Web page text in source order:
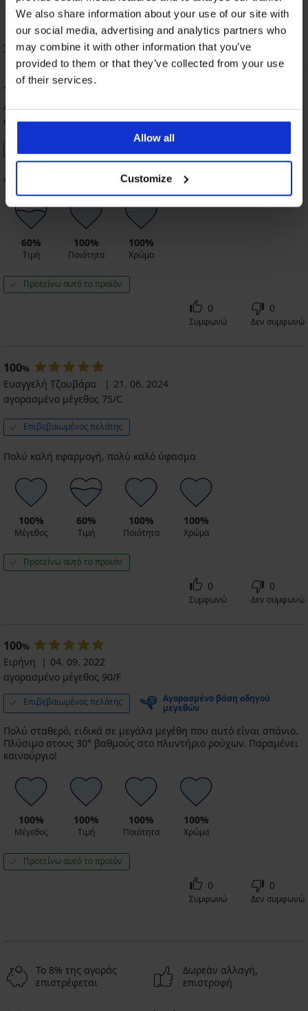
We also share information about your use of our site with
our social media, advertising and analytics partners who
may combine it with other information that you’ve
provided to them or that they’ve collected from your use
of their services.
Allow all
Customize
Ταξινόμηση
100
Αναστασία
αγορασμένο μέγεθος 75/F
Απλά τέλειο
60%
Τιμή
100%
Ποιότητα
100%
Χρώμα
Προτείνω αυτό το προϊόν
0
Συμφωνώ
0
Δεν συμφωνώ
100%
Ευαγγελή Τζουβάρα
21. 06. 2024
αγορασμένο μέγεθος 75/C
Επιβεβαιωμένος πελάτης
Πολύ καλή εφαρμογή, πολύ καλό ύφασμα
100%
Μέγεθος
60%
Τιμή
100%
Ποιότητα
100%
Χρώμα
Προτείνω αυτό το προϊόν
0
Συμφωνώ
0
Δεν συμφωνώ
100%
Ειρήνη
04. 09. 2022
αγορασμένο μέγεθος 90/F
Επιβεβαιωμένος πελάτης
Αγορασμένο βάση οδηγού
μεγεθών
Πολύ σταθερό, ειδικά σε μεγάλα μεγέθη που αυτό είναι σπάνιο.
Πλύσιμο στους 30° βαθμούς στο πλυντήριο ρούχων. Παραμένει
καινούργιο!
100%
Μέγεθος
100%
Τιμή
100%
Ποιότητα
100%
Χρώμα
Προτείνω αυτό το προϊόν
0
Συμφωνώ
0
Δεν συμφωνώ
Το 8% της αγοράς
επιστρέφεται
Δωρεάν αλλαγή,
επιστροφή